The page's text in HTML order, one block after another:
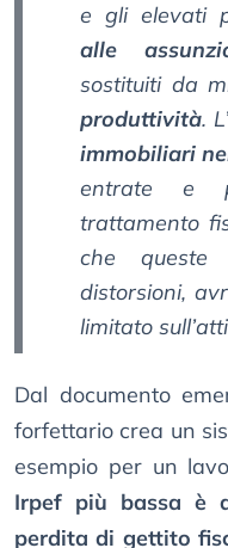
e gli elevati
alle
sostituiti da
produttività. L’
immobiliari
entrate e
trattamento
che queste
distorsioni,
limitato
Dal documento
forfettario crea un
esempio per un
Irpef più bassa è
perdita di gettito